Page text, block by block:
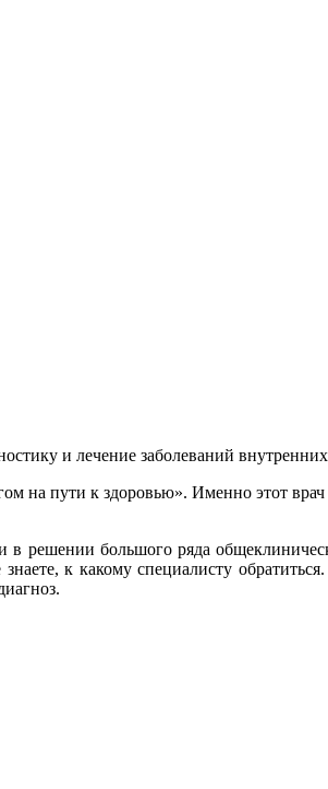
и лечение заболеваний
на пути к здоровью». Именно этот
решении большого ряда
к какому специалисту